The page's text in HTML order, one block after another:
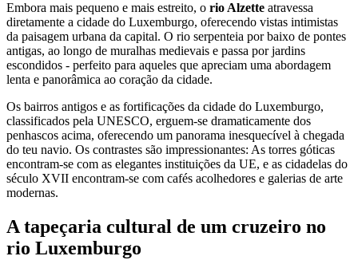
Embora mais pequeno e mais estreito, o rio Alzette atravessa
diretamente a cidade do Luxemburgo, oferecendo vistas intimistas
da paisagem urbana da capital. O rio serpenteia por baixo de pontes
antigas, ao longo de muralhas medievais e passa por jardins
escondidos - perfeito para aqueles que apreciam uma abordagem
lenta e panorâmica ao coração da cidade.
Os bairros antigos e as fortificações da cidade do Luxemburgo,
classificados pela UNESCO, erguem-se dramaticamente dos
penhascos acima, oferecendo um panorama inesquecível à chegada
do teu navio. Os contrastes são impressionantes: As torres góticas
encontram-se com as elegantes instituições da UE, e as cidadelas do
século XVII encontram-se com cafés acolhedores e galerias de arte
modernas.
A tapeçaria cultural de um cruzeiro no
rio Luxemburgo